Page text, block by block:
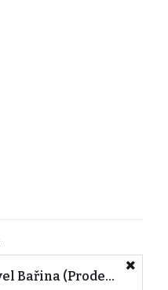
Pavel Bařina (Prodejme.to - Znojmo)